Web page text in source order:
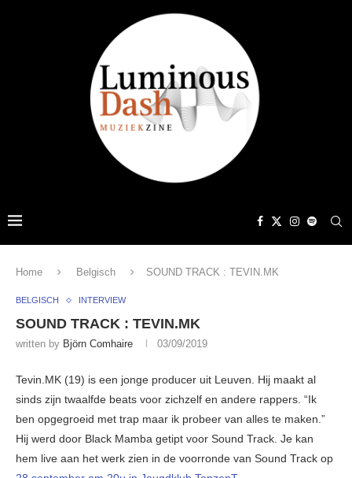
Home Belgisch SOUND TRACK : TEVIN.MK
BELGISCH INTERVIEW
SOUND TRACK : TEVIN.MK
written by Björn Comhaire 03/09/2019
Tevin.MK (19) is een jonge producer uit Leuven. Hij maakt al
sinds zijn twaalfde beats voor zichzelf en andere rappers. “Ik
ben opgegroeid met trap maar ik probeer van alles te maken.”
Hij werd door Black Mamba getipt voor Sound Track. Je kan
hem live aan het werk zien in de voorronde van Sound Track op